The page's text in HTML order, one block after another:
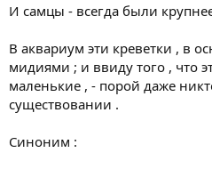
И самцы - всегда были
В аквариум эти креветки , в
мидиями ; и ввиду того , что
маленькие , - порой даже
существовании .
Синоним :